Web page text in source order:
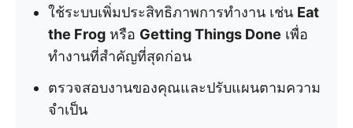
ใช้ระบบเพิ่มประสิทธิภาพการทำงาน เช่น Eat
the Frog หรือ Getting Things Done เพื่อ
ทำงานที่สำคัญที่สุดก่อน
ตรวจสอบงานของคุณและปรับแผนตามความ
จำเป็น